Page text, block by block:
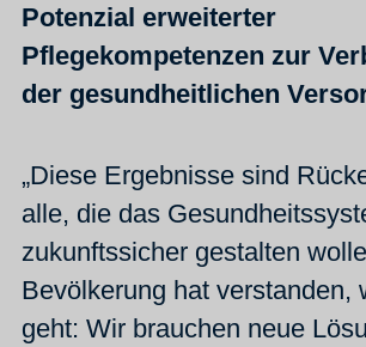
Potenzial erweiterter
Pflegekompetenzen zur
der gesundheitlichen
„Diese Ergebnisse sind
alle, die das
zukunftssicher gestalten
Bevölkerung hat verstanden,
geht: Wir brauchen neue